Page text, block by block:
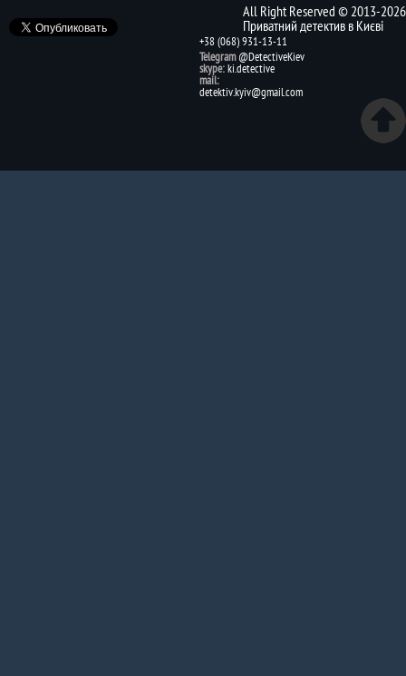
All Right Reserved © 2013-2026
Приватний детектив в Києві
+38 (068) 931-13-11
Telegram @DetectiveKiev
skype:ki.detective
mail:
detektiv.kyiv@gmail.com